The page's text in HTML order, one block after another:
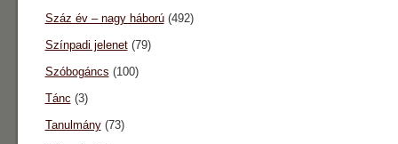
Száz év – nagy háború(492)
Színpadi jelenet(79)
Szóbogáncs (100)
Tánc (3)
Tanulmány(73)